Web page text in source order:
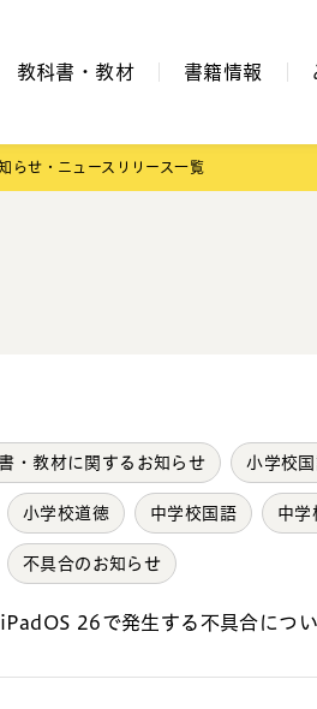
教科書・教材 書籍情報
らせ・ニュースリリース一覧
・教材に関するお知らせ 小学校
小学校道徳 中学校国語 中学
不具合のお知らせ
26で発生する不具合につ